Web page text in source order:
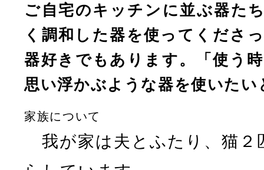
ご自宅のキッチンに並ぶ器た
く調和した器を使ってくださ
器好きでもあります。「使う
思い浮かぶような器を使いた
家族について
我が家は夫とふたり、猫２